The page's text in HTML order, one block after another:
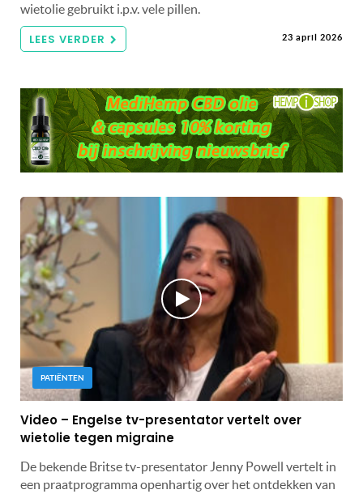
wietolie gebruikt i.p.v. vele pillen.
LEES VERDER 23 april 2026
PATIËNTEN
Video – Engelse tv-presentator vertelt over
wietolie tegen migraine
De bekende Britse tv-presentator Jenny Powell vertelt in
een praatprogramma openhartig over het ontdekken van